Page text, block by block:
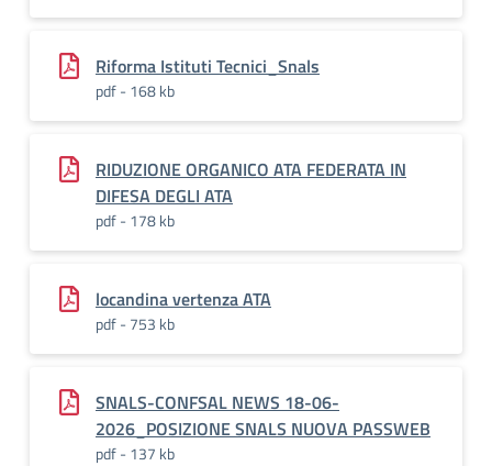
Riforma Istituti Tecnici_Snals
pdf - 168 kb
RIDUZIONE ORGANICO ATA FEDERATA IN
DIFESA DEGLI ATA
pdf - 178 kb
locandina vertenza ATA
pdf - 753 kb
SNALS-CONFSAL NEWS 18-06-
2026_POSIZIONE SNALS NUOVA PASSWEB
pdf - 137 kb